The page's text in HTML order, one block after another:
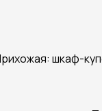
шкаф-